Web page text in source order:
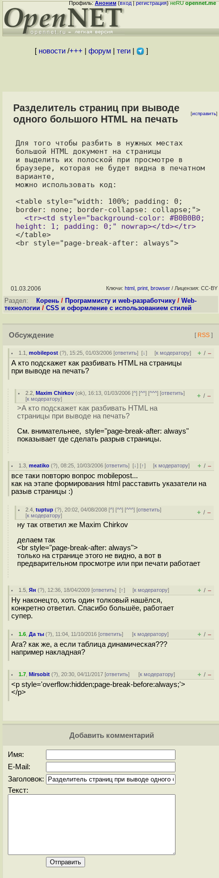
Профиль:Аноним(вход|регистрация)неRUopennet.me
[ новости/+++ форум| теги| ]
Разделитель страниц при выводе
одного большого HTML на печать
[исправить]
Для того чтобы разбить в нужных местах
большой HTML документ на страницы
и выделить их полоской при просмотре в
браузере, которая не будет видна в печатном
варианте,
можно использовать код:
<table style="width: 100%; padding: 0;
border: none; border-collapse: collapse;">
height: 1; padding: 0;" nowrap></td></tr>
</table>
<br style="page-break-after: always">
01.03.2006 Ключи: html print browser / Лицензия: CC-BY
Раздел: Корень / Программисту и web-разработчику / Web-
технологии / CSS и оформление с использованием стилей
Обсуждение [ RSS ]
1.1 ,mobilepost (?), 15:25, 01/03/2006 [ответить][↓] [к модератору] + / –
А кто подскажет как разбивать HTML на страницы
при выводе на печать?
2.2 ,Maxim Chirkov (ok), 16:13, 01/03/2006 [^] [^^] [^^^] [ответить]
[к модератору] + / –
>А кто подскажет как разбивать HTML на
страницы при выводе на печать?
См. внимательнее, style="page-break-after: always"
показывает где сделать разрыв страницы.
1.3 ,meatiko (?), 08:25, 10/03/2006 [ответить][↓] [↑] [к модератору] + / –
все таки повторю вопрос mobilepost...
как на этапе формирования html расставить указатели на
разыв страницы :)
2.4 ,tuptup (?), 20:02, 04/08/2008 [^] [^^] [^^^] [ответить]
[к модератору] + / –
ну так ответил же Maxim Chirkov
делаем так
<br style="page-break-after: always">
только на странице этого не видно, а вот в
предварительном просмотре или при печати работает
1.5 ,Ян (?), 12:36, 18/04/2009 [ответить][↑] [к модератору] + / –
Ну наконецто, хоть один толковый нашёлся,
конкретно ответил. Спасибо большёе, работает
супер.
1.6 ,Да ты (?), 11:04, 11/10/2016 [ответить] [к модератору] + / –
Ага? как же, а если таблица динамическая???
например накладная?
1.7 ,Mirsobit (?), 20:30, 04/11/2017 [ответить] [к модератору] + / –
<p style='overflow:hidden;page-break-before:always;'>
</p>
Добавить комментарий
Имя:
E-Mail:
Заголовок:
Текст: